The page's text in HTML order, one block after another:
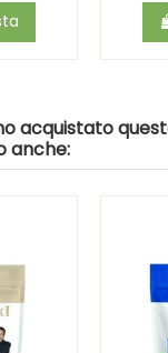
acquistato
anche: